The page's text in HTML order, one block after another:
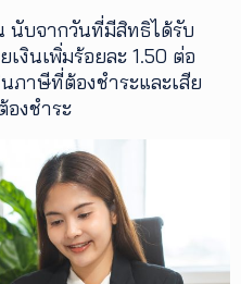
นับจากวันที่มีสิทธิได้รับ
งินเพิ่มร้อยละ 1.50 ต่อ
ภาษีที่ต้องชำระและเสีย
องชำระ